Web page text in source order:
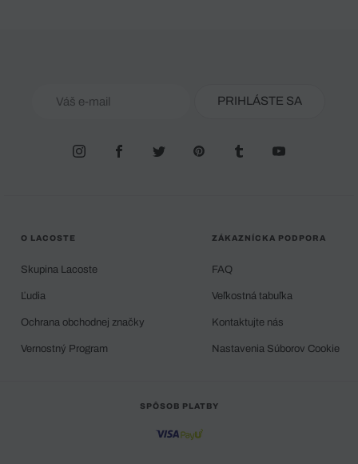
PRIHLÁSTE SA
O LACOSTE
Skupina Lacoste
Ľudia
Ochrana obchodnej značky
Vernostný Program
ZÁKAZNÍCKA PODPORA
FAQ
Veľkostná tabuľka
Kontaktujte nás
Nastavenia Súborov Cookie
SPÔSOB PLATBY